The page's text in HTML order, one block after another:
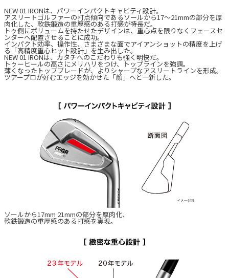
NEW 01 IRONは、パワーインパクトキャビティ設計。
アスリートゴルファーの打点傾向であるソールから17～21mmの部分を厚
肉化した、軟鉄鍛造の重厚感のある打感が特長だ。
トゥ側にボリュームを持たせたデザインは、重心点を限りなくフェースセ
ンターへ配置させることに成功。
インパクト効率、操作性、さまざまな面でアイアンショットの精度を上げ
る「高精度重心ヒット設計」を生み出した。
NEW 01 IRONは、カタチへのこだわりも強く明快だ。
トゥーヒールの高さにメリハリをつけ、トップラインを強調。
薄くなったトップブレードが、よりシャープなアスリートラインを形成。
ツアープロが好むエッジを効かせた「顔」へと一新した。
ソールから17mm 21mmの部分を厚肉化、
軟鉄鍛造の重厚感のある打感を実現。